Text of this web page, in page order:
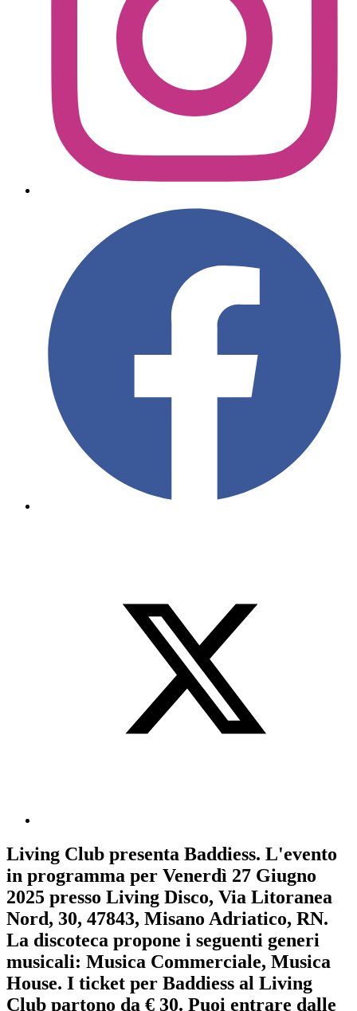
Living Club presenta Baddiess. L'evento
in programma per Venerdì 27 Giugno
2025 presso Living Disco, Via Litoranea
Nord, 30, 47843, Misano Adriatico, RN.
La discoteca propone i seguenti generi
musicali: Musica Commerciale, Musica
House. I ticket per Baddiess al Living
Club partono da € 30. Puoi entrare dalle